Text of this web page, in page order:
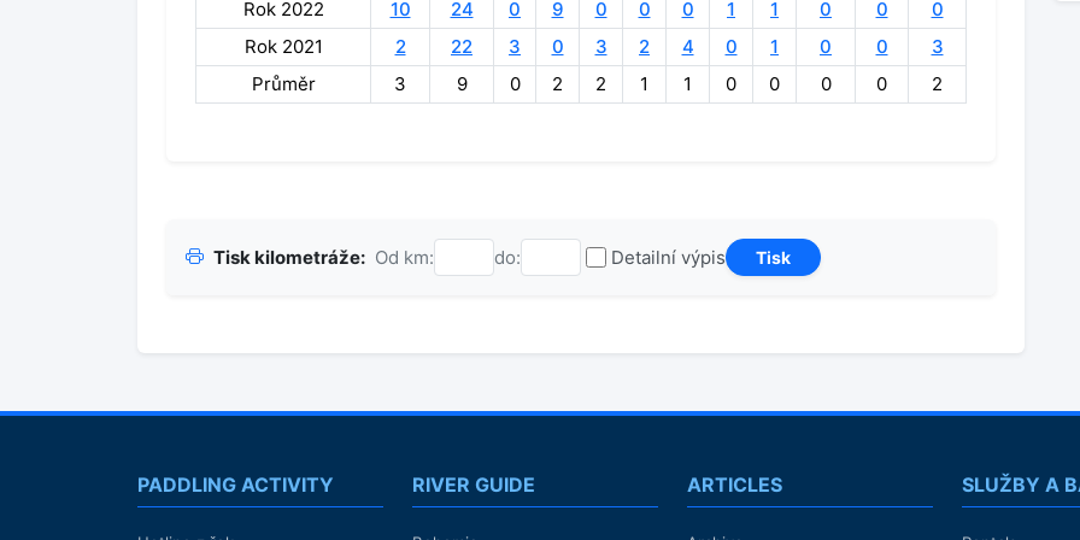
Rok 2022
10 24 0 9 0 0 0 1 1 0 0
0
Rok 2021
2 22 3 0 3 2 4 0 1 0 0
3
Průměr
3 9 0 2 2 1 1 0 0 0 0 2
Tisk kilometráže: Od km: do: Detailní výpis
PADDLING ACTIVITY RIVER GUIDE ARTICLES SLUŽBY A